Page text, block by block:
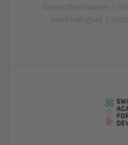
Gesundheitswesen |
Nachhaltigkeit |